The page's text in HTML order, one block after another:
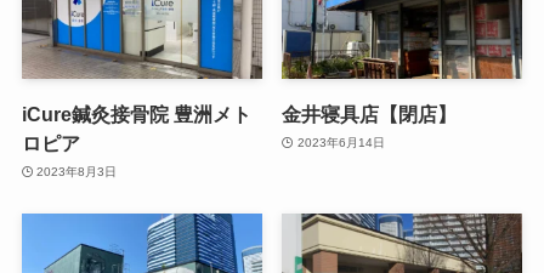
iCure鍼灸接骨院 豊洲メト
ロピア
2023年8月3日
金井寝具店【閉店】
2023年6月14日